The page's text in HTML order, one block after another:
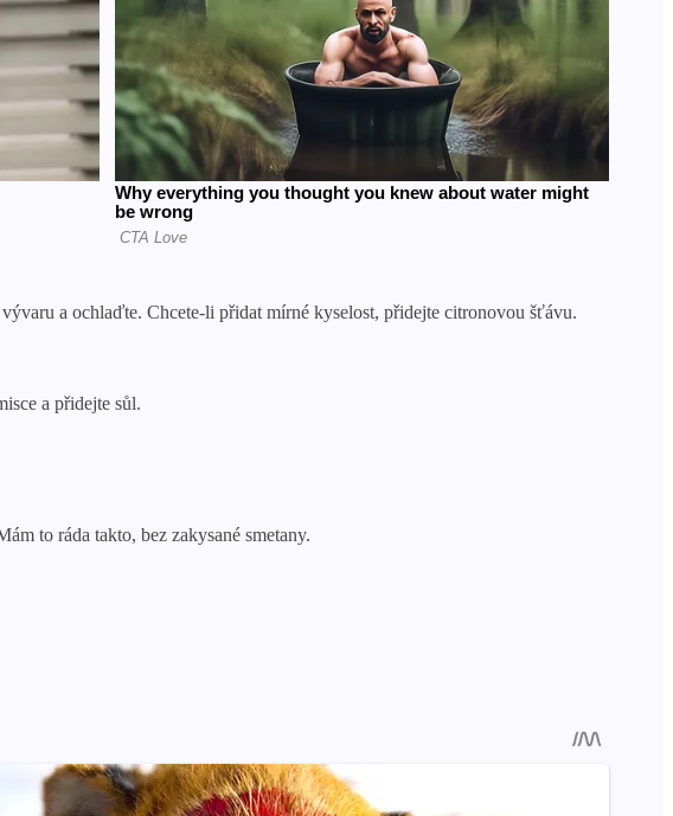
a ochlaďte. Chcete-li přidat mírné kyselost, přidejte citronovou šťávu.
a přidejte sůl.
to ráda takto, bez zakysané smetany.